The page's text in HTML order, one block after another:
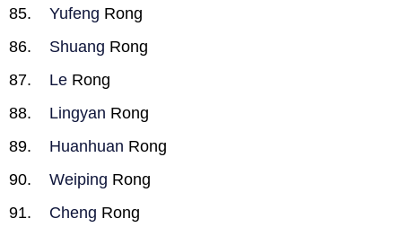
Yufeng Rong
Shuang Rong
Le Rong
Lingyan Rong
Huanhuan Rong
Weiping Rong
Cheng Rong